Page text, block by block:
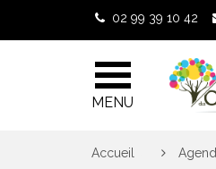
02 99 39 10 42
MENU
Accueil